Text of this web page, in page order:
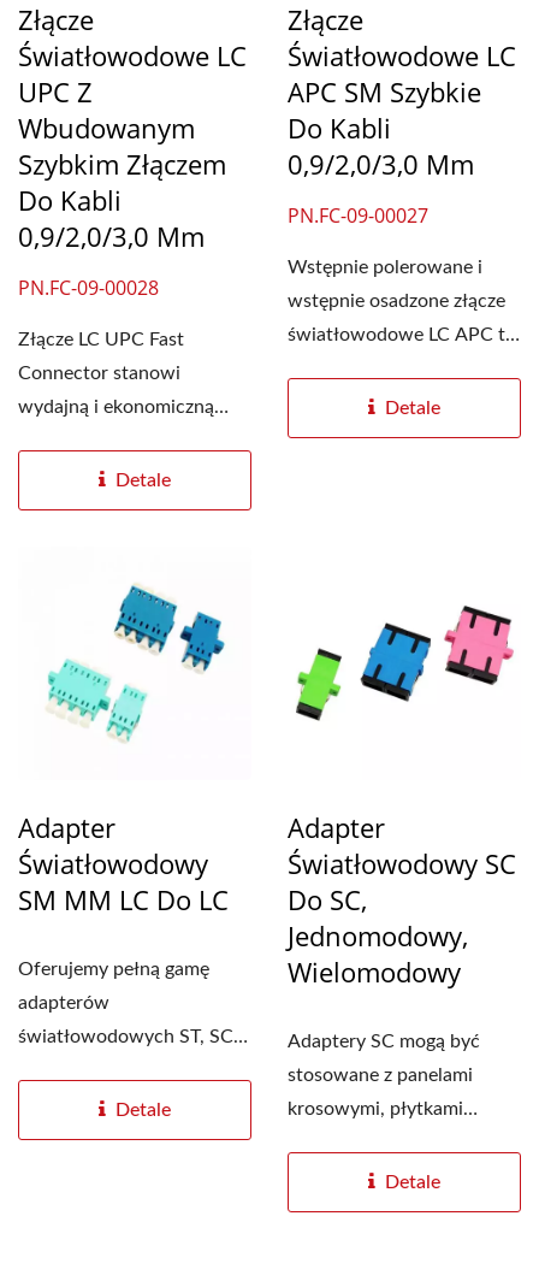
Złącze
Światłowodowe LC
UPC Z
Wbudowanym
Szybkim Złączem
Do Kabli
0,9/2,0/3,0 Mm
PN.FC-09-00028
Złącze LC UPC Fast
Connector stanowi
wydajną i ekonomiczną
zakańczania...Detale
Złącze
Światłowodowe LC
APC SM Szybkie
Do Kabli
0,9/2,0/3,0 Mm
PN.FC-09-00027
Wstępnie polerowane i
wstępnie osadzone złącze
światłowodowe LC APC to
Detale
Adapter
Światłowodowy
SM MM LC Do LC
Oferujemy pełną gamę
adapterów
światłowodowych ST, SC,
jednomodowych,...
Detale
Adapter
Światłowodowy SC
Do SC,
Jednomodowy,
Wielomodowy
Adaptery SC mogą być
stosowane z panelami
krosowymi, płytkami
natynkowymi....
Detale